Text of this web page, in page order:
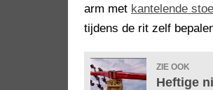
arm met kantelende
tijdens de rit zelf
ZIE OOK
Heftige